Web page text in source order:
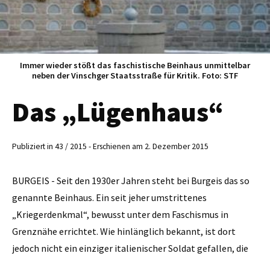
Immer wieder stößt das faschistische Beinhaus unmittelbar
neben der Vinschger Staatsstraße für Kritik. Foto: STF
Das „Lügenhaus“
Publiziert in 43 / 2015 - Erschienen am 2. Dezember 2015
BURGEIS - Seit den 1930er Jahren steht bei Burgeis das so
genannte Beinhaus. Ein seit jeher umstrittenes
„Kriegerdenkmal“, bewusst unter dem Faschismus in
Grenznähe errichtet. Wie hinlänglich bekannt, ist dort
jedoch nicht ein einziger italienischer Soldat gefallen, die